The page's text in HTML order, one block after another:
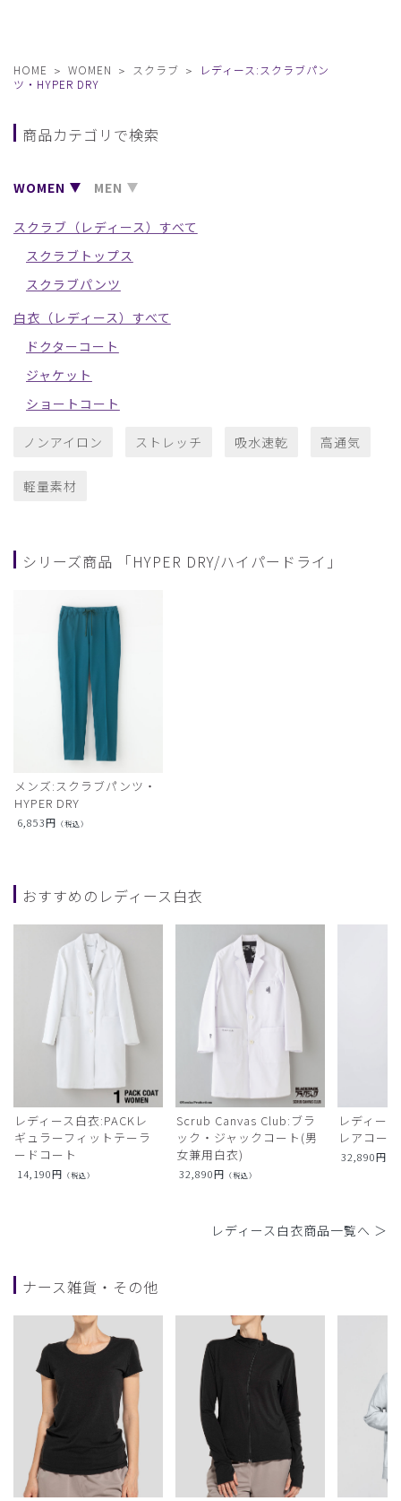
HOME WOMEN スクラブ
レディース:スクラブパン
ツ・HYPER DRY
商品カテゴリで検索
WOMEN MEN
スクラブ（レディース）すべて
スクラブトップス
スクラブパンツ
白衣（レディース）すべて
ドクターコート
ジャケット
ショートコート
ノンアイロン ストレッチ 吸水速乾 高通気
軽量素材
シリーズ商品 「HYPER DRY/ハイパードライ」
メンズ:スクラブパンツ・
HYPER DRY
6,853円 （税込）
おすすめのレディース白衣
レディース白衣:PACKレ
ギュラーフィットテーラ
ードコート
14,190円 （税込）
Scrub Canvas Club:ブラ
ック・ジャックコート(男
女兼用白衣)
32,890円 （税込）
レディー
レアコート
32,890円
レディース白衣商品一覧へ ＞
ナース雑貨・その他